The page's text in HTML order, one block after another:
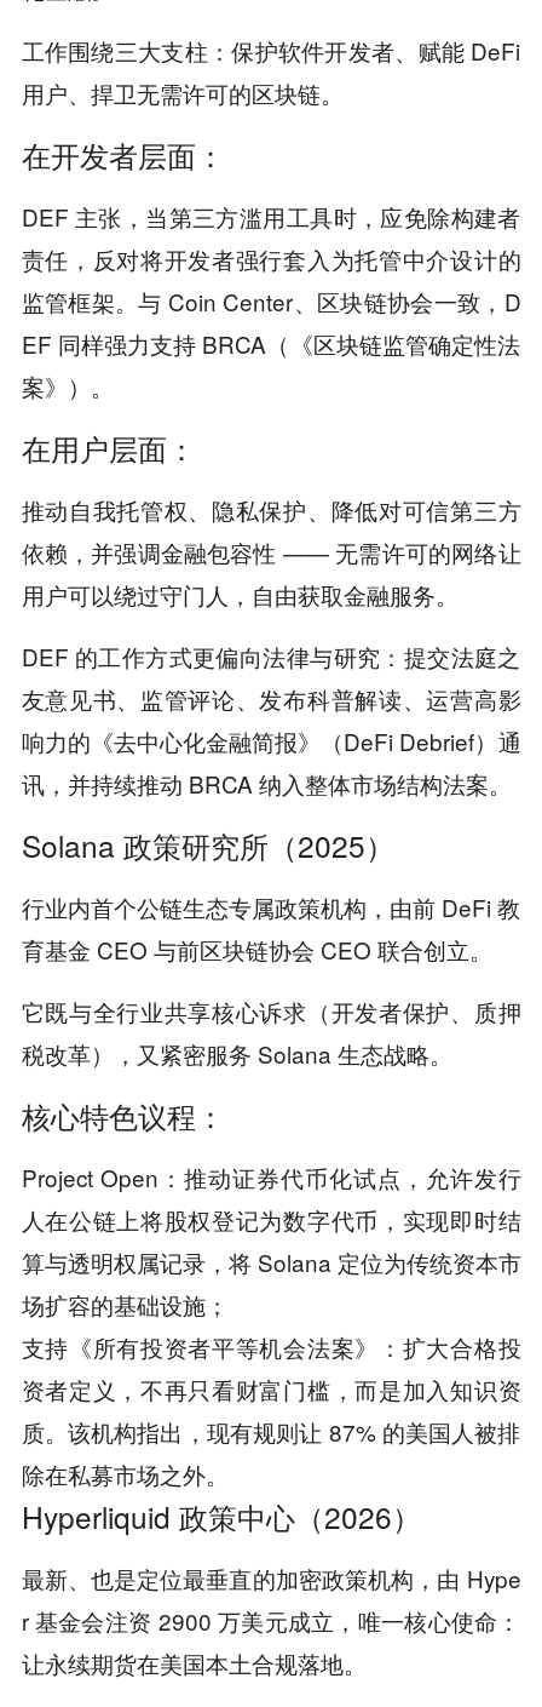
工作围绕三大支柱：保护软件开发者、赋能 DeFi
用户、捍卫无需许可的区块链。
在开发者层面：
DEF 主张，当第三方滥用工具时，应免除构建者
责任，反对将开发者强行套入为托管中介设计的
监管框架。与 Coin Center、区块链协会一致，D
EF 同样强力支持 BRCA（《区块链监管确定性法
案》）。
在用户层面：
推动自我托管权、隐私保护、降低对可信第三方
依赖，并强调金融包容性 —— 无需许可的网络让
用户可以绕过守门人，自由获取金融服务。
DEF 的工作方式更偏向法律与研究：提交法庭之
友意见书、监管评论、发布科普解读、运营高影
响力的《去中心化金融简报》（DeFi Debrief）通
讯，并持续推动 BRCA 纳入整体市场结构法案。
Solana 政策研究所（2025）
行业内首个公链生态专属政策机构，由前 DeFi 教
育基金 CEO 与前区块链协会 CEO 联合创立。
它既与全行业共享核心诉求（开发者保护、质押
税改革），又紧密服务 Solana 生态战略。
核心特色议程：
Project Open：推动证券代币化试点，允许发行
人在公链上将股权登记为数字代币，实现即时结
算与透明权属记录，将 Solana 定位为传统资本市
场扩容的基础设施；
支持《所有投资者平等机会法案》：扩大合格投
资者定义，不再只看财富门槛，而是加入知识资
质。该机构指出，现有规则让 87% 的美国人被排
除在私募市场之外。
Hyperliquid 政策中心（2026）
最新、也是定位最垂直的加密政策机构，由 Hype
r 基金会注资 2900 万美元成立，唯一核心使命：
让永续期货在美国本土合规落地。